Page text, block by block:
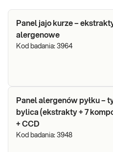
Panel jajo kurze –
alergenowe
Kod badania: 3964
Panel alergenów pyłku –
bylica (ekstrakty + 7
+ CCD
Kod badania: 3948